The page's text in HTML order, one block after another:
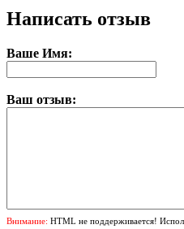
Написать отзыв
Ваше Имя:
Ваш отзыв:
Внимание: HTML не поддерживается!